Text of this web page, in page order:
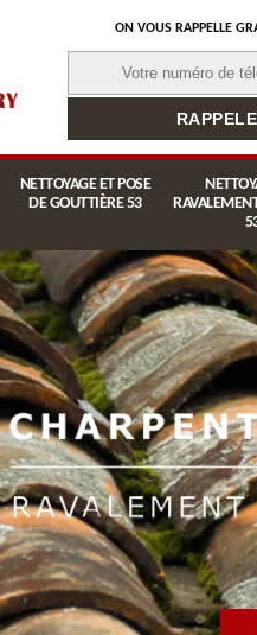
ON VOUS RAPPELLE
NETTOYAGE ET POSE
DE GOUTTIÈRE 53